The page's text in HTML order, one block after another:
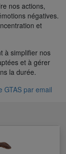
nos actions,
négatives.
et
à simplifier nos
et à gérer
la durée.
GTAS par email